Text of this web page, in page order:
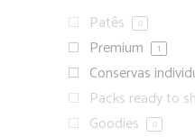
Patês 0
Premium 1
Conservas
Packs ready to
Goodies 0